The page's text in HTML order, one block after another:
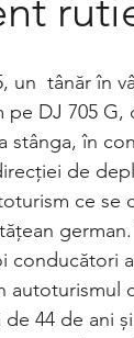
un  tânăr în
DJ 705
stânga, în
de
ce se
conducători
autoturismul
44 de ani